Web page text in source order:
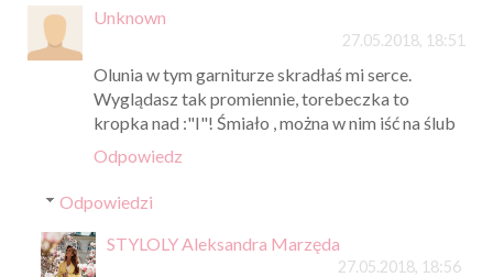
Unknown
27.05.2018, 18:51
Olunia w tym garniturze skradłaś mi serce.
Wyglądasz tak promiennie, torebeczka to
kropka nad :"I"! Śmiało , można w nim iść na ślub
Odpowiedz
Odpowiedzi
STYLOLY Aleksandra Marzęda
27.05.2018, 18:56